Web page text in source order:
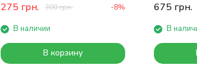
275 грн. 300грн. -8%
В наличии
В корзину
675 грн.
В